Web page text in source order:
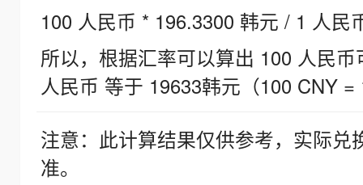
100 人民币 * 196.3300 韩元 / 1 人民
所以，根据汇率可以算出 100 人民
人民币 等于 19633韩元（100 CNY =
注意：此计算结果仅供参考，实际
准。